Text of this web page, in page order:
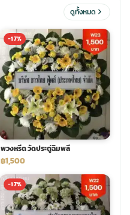
ดูทั้งหมด
-17%
พวงหรีด วัดประดู่ฉิมพลี
฿1,500
-17%